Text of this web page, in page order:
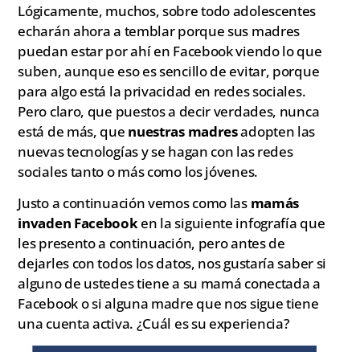
Lógicamente, muchos, sobre todo adolescentes
echarán ahora a temblar porque sus madres
puedan estar por ahí en Facebook viendo lo que
suben, aunque eso es sencillo de evitar, porque
para algo está la privacidad en redes sociales.
Pero claro, que puestos a decir verdades, nunca
está de más, que nuestras madresadopten las
nuevas tecnologías y se hagan con las redes
sociales tanto o más como los jóvenes.
Justo a continuación vemos como las mamás
invaden Facebooken la siguiente infografía que
les presento a continuación, pero antes de
dejarles con todos los datos, nos gustaría saber si
alguno de ustedes tiene a su mamá conectada a
Facebook o si alguna madre que nos sigue tiene
una cuenta activa. ¿Cuál es su experiencia?